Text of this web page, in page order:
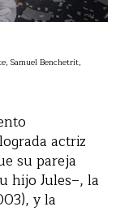
Samuel Benchetrit,
actriz
su pareja
hijo Jules–, la
y la